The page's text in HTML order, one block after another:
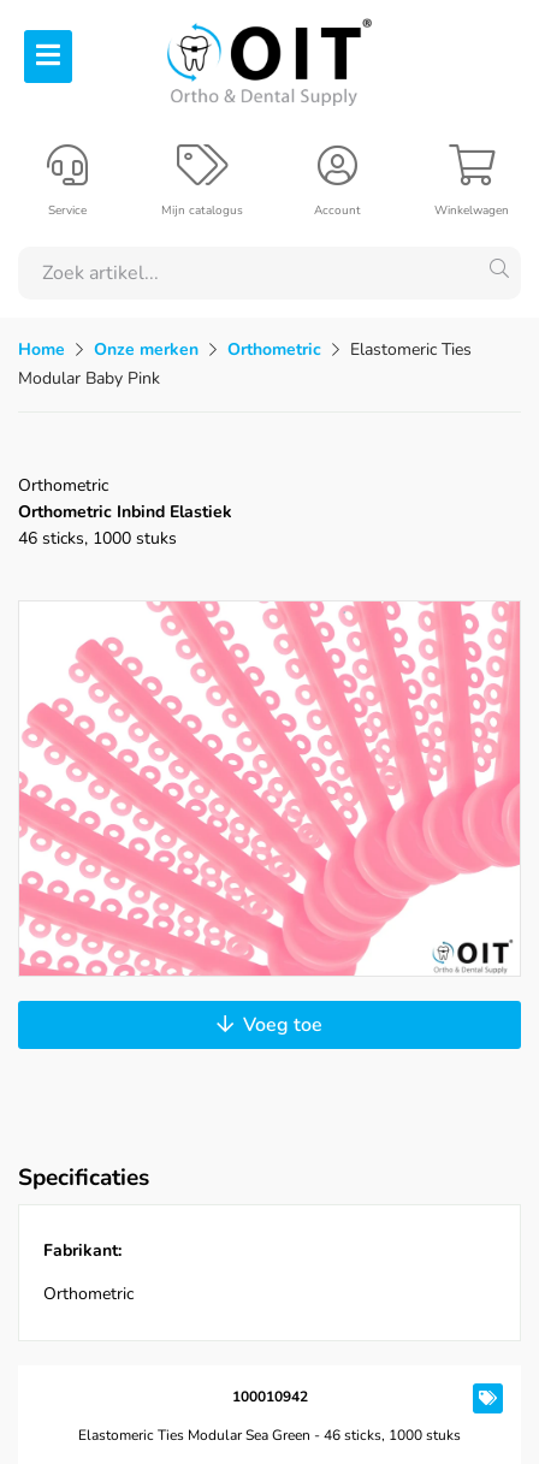
Winkelwagen
Account
Mijn catalogus
Service
Home Onze merken Orthometric
Elastomeric Ties
Modular Baby Pink
Orthometric
Orthometric Inbind Elastiek
46 sticks, 1000 stuks
Voeg toe
Specificaties
Fabrikant:
Orthometric
100010942
Elastomeric Ties Modular Sea Green - 46 sticks, 1000 stuks